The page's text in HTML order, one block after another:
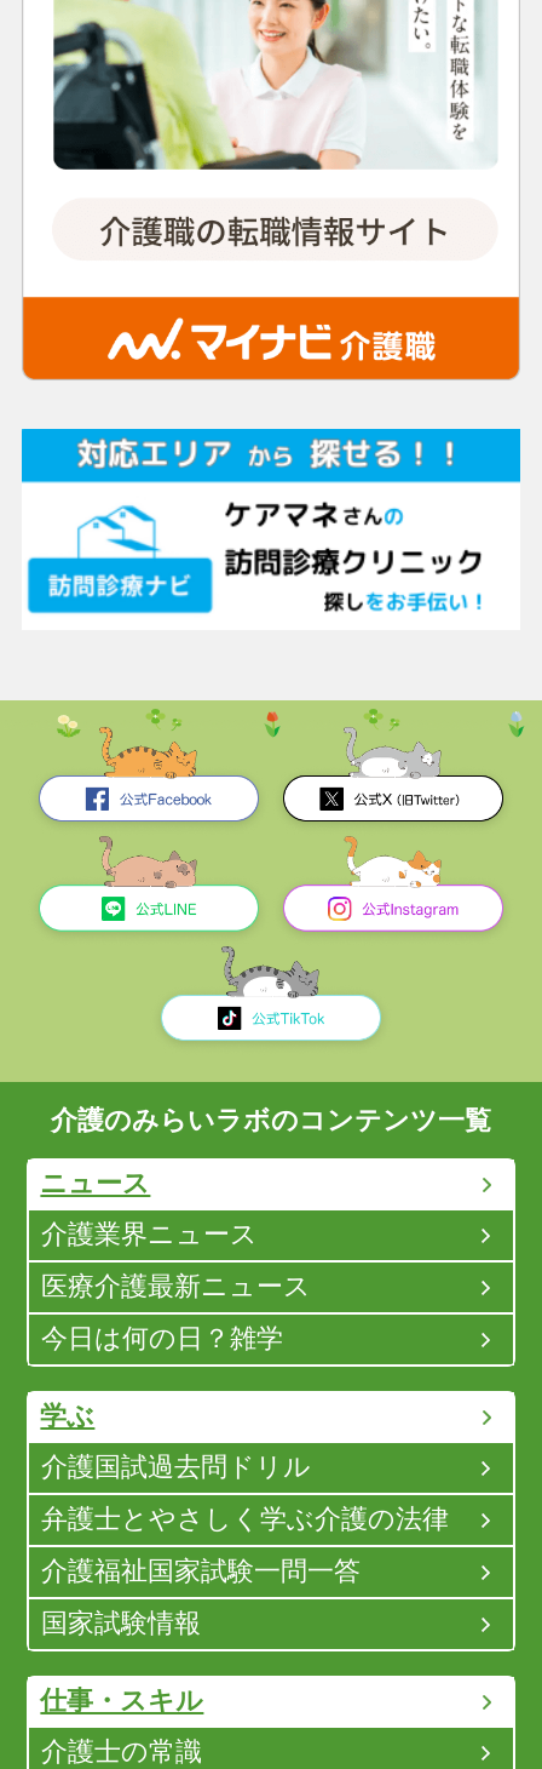
介護のみらいラボのコンテンツ一覧
ニュース
介護業界ニュース
医療介護最新ニュース
今日は何の日？雑学
学ぶ
介護国試過去問ドリル
弁護士とやさしく学ぶ介護の法律
介護福祉国家試験一問一答
国家試験情報
仕事・スキル
介護士の常識